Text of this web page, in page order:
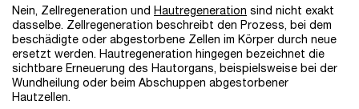
Nein, Zellregeneration und Hautregeneration sind nicht exakt
dasselbe. Zellregeneration beschreibt den Prozess, bei dem
beschädigte oder abgestorbene Zellen im Körper durch neue
ersetzt werden. Hautregeneration hingegen bezeichnet die
sichtbare Erneuerung des Hautorgans, beispielsweise bei der
Wundheilung oder beim Abschuppen abgestorbener
Hautzellen.